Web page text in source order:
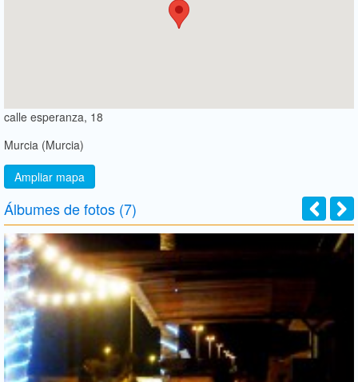
calle esperanza, 18
Murcia (Murcia)
Ampliar mapa
Álbumes de fotos (7)